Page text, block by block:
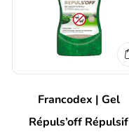
Francodex | Gel
Répuls’off Répulsif